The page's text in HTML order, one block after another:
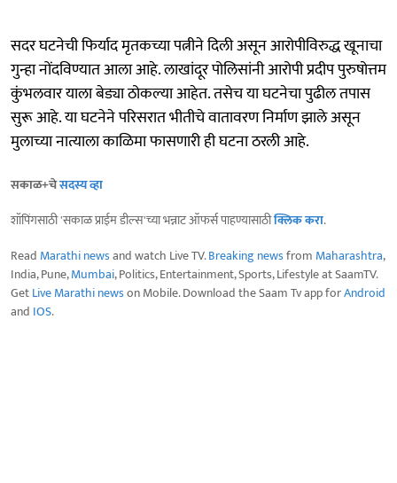
सदर घटनेची फिर्याद मृतकच्या पत्नीने दिली असून आरोपीविरुद्ध खूनाचा
गुन्हा नोंदविण्यात आला आहे. लाखांदूर पोलिसांनी आरोपी प्रदीप पुरुषोत्तम
कुंभलवार याला बेड्या ठोकल्या आहेत. तसेच या घटनेचा पुढील तपास
सुरू आहे. या घटनेने परिसरात भीतीचे वातावरण निर्माण झाले असून
मुलाच्या नात्याला काळिमा फासणारी ही घटना ठरली आहे.
सकाळ+चेसदस्य व्हा
शॉपिंगसाठी 'सकाळ प्राईम डील्स'च्या भन्नाट ऑफर्स पाहण्यासाठीक्लिक करा.
Read Marathi newsand watch Live TV.Breaking newsfrom Maharashtra,
India, Pune,Mumbai, Politics, Entertainment, Sports, Lifestyle at SaamTV.
GetLive Marathi newson Mobile. Download the Saam Tv app forAndroid
and IOS.